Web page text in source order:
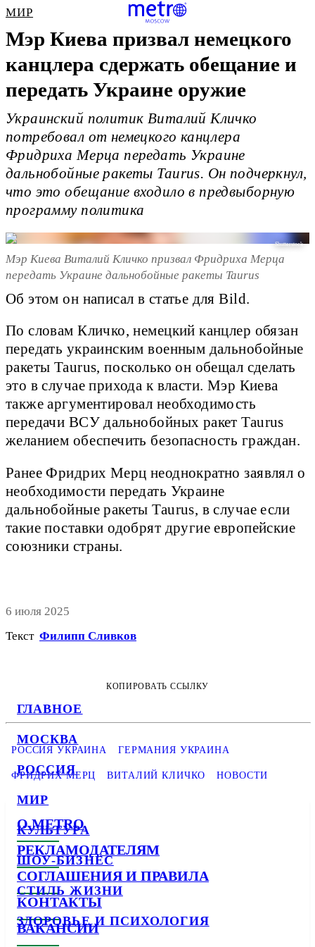
ГЛАВНОЕ
МОСКВА
РОССИЯ
МИР
КУЛЬТУРА
ШОУ-БИЗНЕС
СТИЛЬ ЖИЗНИ
ЗДОРОВЬЕ И ПСИХОЛОГИЯ
МИР
Мэр Киева призвал немецкого
канцлера сдержать обещание и
передать Украине оружие
Украинский политик Виталий Кличко
потребовал от немецкого канцлера
Фридриха Мерца передать Украине
дальнобойные ракеты Taurus. Он подчеркнул,
что это обещание входило в предвыборную
программу политика
Shutterstock
Мэр Киева Виталий Кличко призвал Фридриха Мерца
передать Украине дальнобойные ракеты Taurus
Об этом он написал в статье для Bild.
По словам Кличко, немецкий канцлер обязан
передать украинским военным дальнобойные
ракеты Taurus, посколько он обещал сделать
это в случае прихода к власти. Мэр Киева
также аргументировал необходимость
передачи ВСУ дальнобойных ракет Taurus
желанием обеспечить безопасность граждан.
Ранее Фридрих Мерц неоднократно заявлял о
необходимости передать Украине
дальнобойные ракеты Taurus, в случае если
такие поставки одобрят другие европейские
союзники страны.
6 июля 2025
Текст Филипп Сливков
КОПИРОВАТЬ ССЫЛКУ
РОССИЯ УКРАИНА ГЕРМАНИЯ УКРАИНА
ФРИДРИХ МЕРЦ ВИТАЛИЙ КЛИЧКО НОВОСТИ
О METRO
РЕКЛАМОДАТЕЛЯМ
СОГЛАШЕНИЯ И ПРАВИЛА
КОНТАКТЫ
ВАКАНСИИ